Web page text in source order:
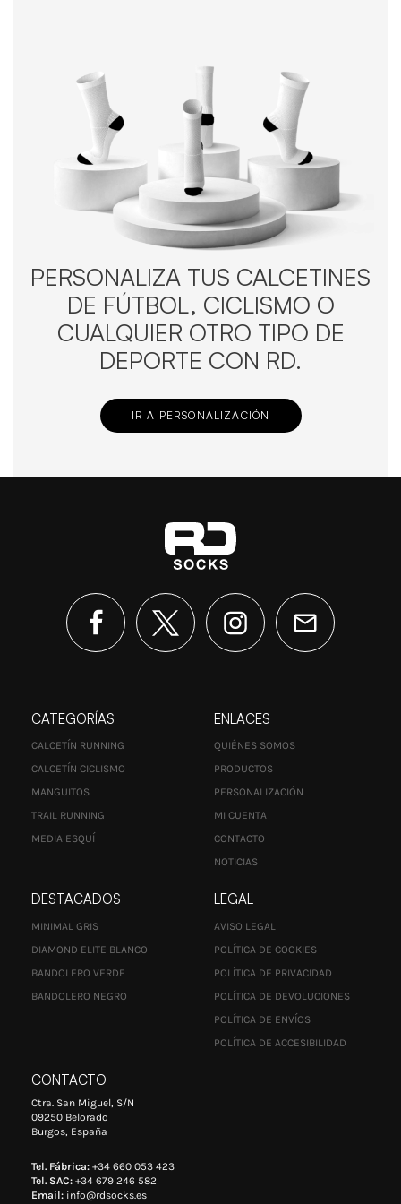
PERSONALIZA TUS CALCETINES
DE FÚTBOL, CICLISMO O
CUALQUIER OTRO TIPO DE
DEPORTE CON RD.
IR A PERSONALIZACIÓN
CATEGORÍAS
CALCETÍN RUNNING
CALCETÍN CICLISMO
MANGUITOS
TRAIL RUNNING
MEDIA ESQUÍ
ENLACES
QUIÉNES SOMOS
PRODUCTOS
PERSONALIZACIÓN
MI CUENTA
CONTACTO
NOTICIAS
DESTACADOS
MINIMAL GRIS
DIAMOND ELITE BLANCO
BANDOLERO VERDE
BANDOLERO NEGRO
LEGAL
AVISO LEGAL
POLÍTICA DE COOKIES
POLÍTICA DE PRIVACIDAD
POLÍTICA DE DEVOLUCIONES
POLÍTICA DE ENVÍOS
POLÍTICA DE ACCESIBILIDAD
CONTACTO
Ctra. San Miguel, S/N
09250 Belorado
Burgos, España
Tel. Fábrica: +34 660 053 423
Tel. SAC: +34 679 246 582
Email: info@rdsocks.es